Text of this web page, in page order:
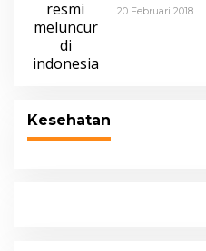
20 Februari 2018
Kesehatan